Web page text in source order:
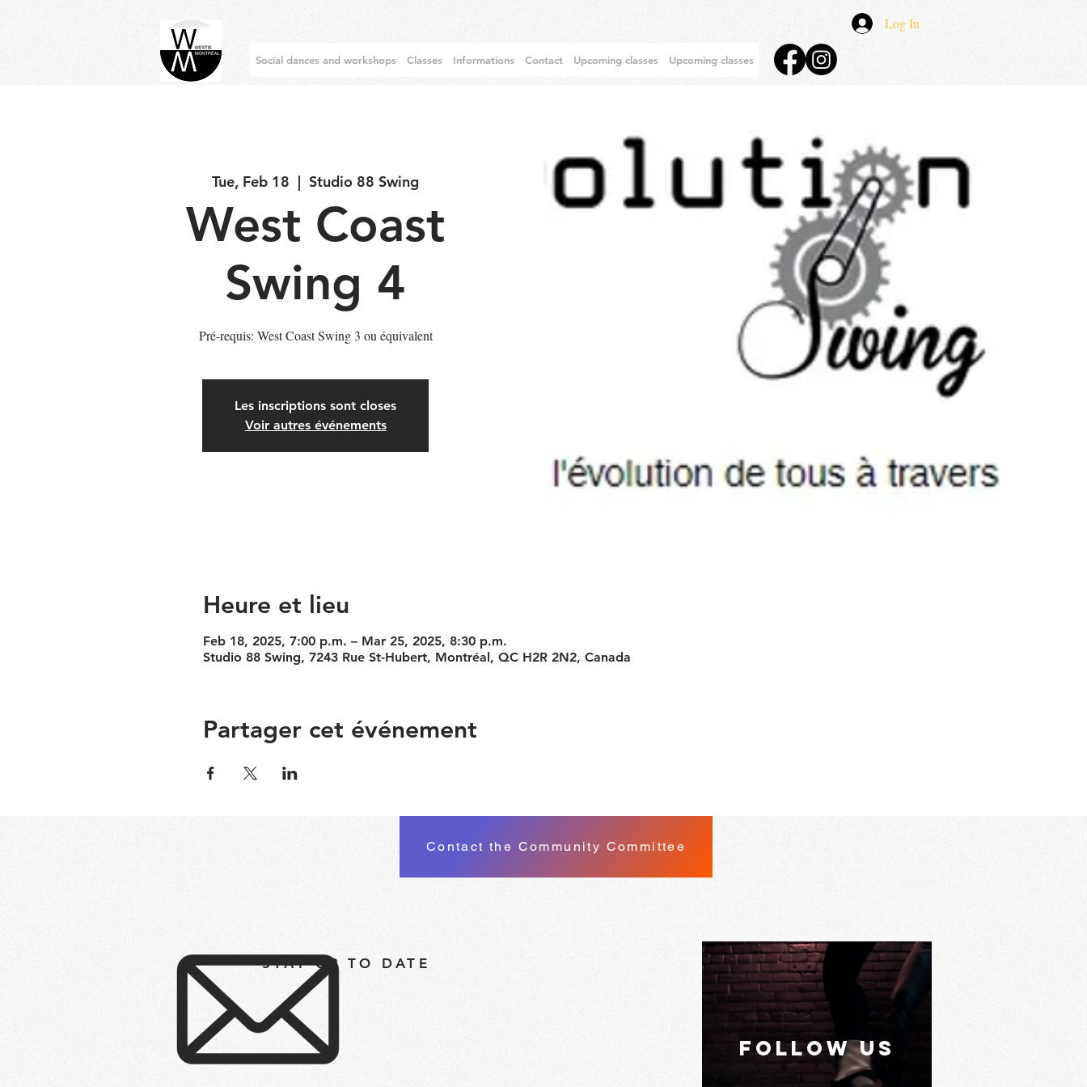
Log In
Social dances and workshops Classes Informations Contact Upcoming classes Upcoming classes
Tue, Feb 18
  |
Studio 88 Swing
West Coast
Swing 4
Pré-requis: West Coast Swing 3 ou équivalent
Les inscriptions sont closes
Voir autres événements
Heure et lieu
Feb 18, 2025, 7:00 p.m. – Mar 25, 2025, 8:30 p.m.
Studio 88 Swing, 7243 Rue St-Hubert, Montréal, QC H2R 2N2, Canada
Partager cet événement
Contact the Community Committee
STAY UP TO DATE
FOLLOW US